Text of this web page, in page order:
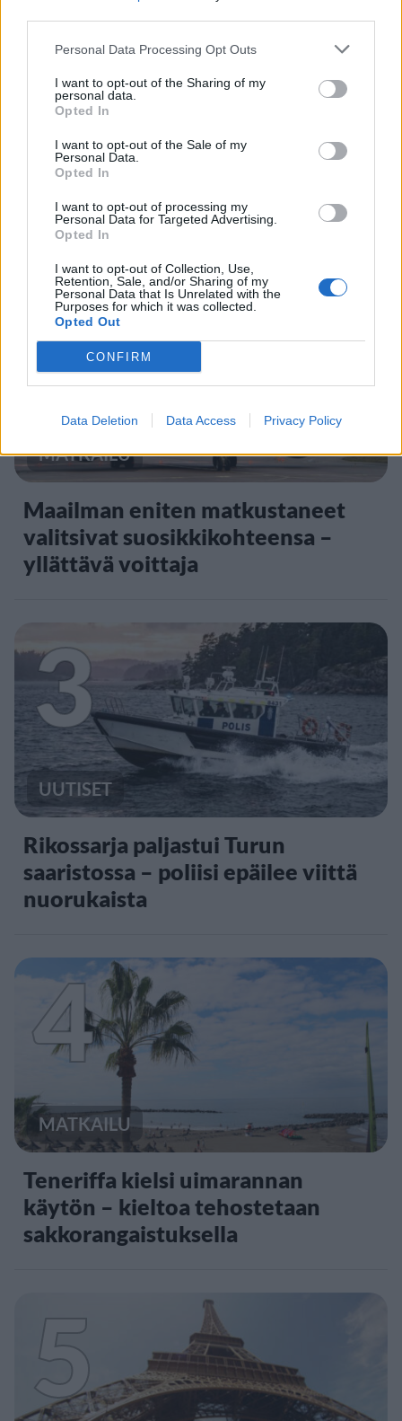
Personal Data Processing Opt Outs
I want to opt-out of the Sharing of my
personal data.
Opted In
I want to opt-out of the Sale of my
Personal Data.
Opted In
I want to opt-out of processing my
Personal Data for Targeted Advertising.
Opted In
I want to opt-out of Collection, Use,
Retention, Sale, and/or Sharing of my
Personal Data that Is Unrelated with the
Purposes for which it was collected.
Opted Out
CONFIRM
Data Deletion Data Access Privacy Policy
1
UUTISET
F/A-18 Hornet jyrähtää ylilennolle
Jyväskylässä – katuja suljetaan
2
MATKAILU
Maailman eniten matkustaneet
valitsivat suosikkikohteensa –
yllättävä voittaja
3
UUTISET
Rikossarja paljastui Turun
saaristossa – poliisi epäilee viittä
nuorukaista
4
MATKAILU
Teneriffa kielsi uimarannan
käytön – kieltoa tehostetaan
sakkorangaistuksella
5